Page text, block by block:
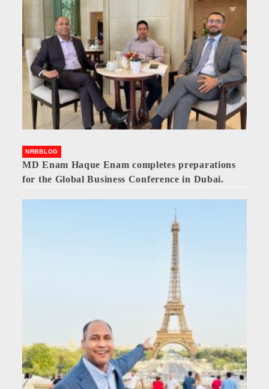
NRBBLOG
MD Enam Haque Enam completes preparations
for the Global Business Conference in Dubai.